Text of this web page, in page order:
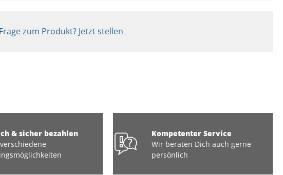
Frage zum Produkt? Jetzt stellen
& sicher bezahlen
Kompetenter Service
Wir beraten Dich auch gerne
persönlich